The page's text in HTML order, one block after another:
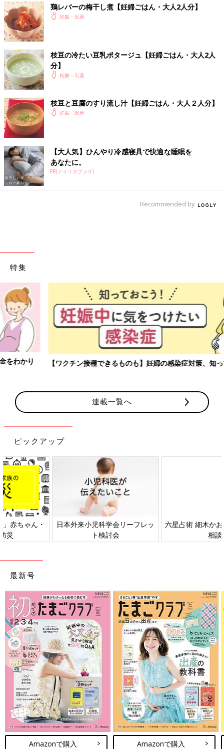
鶏レバーの梅干し煮【妊婦ごはん・大人2人分】
妊娠・出産
枝豆の冷たい豆乳ポタージュ【妊婦ごはん・大人2人
分】
妊娠・出産
枝豆と豆腐のすり流し汁【妊婦ごはん・大人２人分】
妊娠・出産
【大人気】ひんやり冷感寝具で快適な睡眠を
あなたに。
PR(アイリスプラザ)
Recommended by
特集
【ワクチン接種できるものも】妊婦の感染症対策、知っておいて！
連載一覧へ
ピックアップ
日本外来小児科学会リーフレッ
六星占術 細木かおりさんの人生
最新号
Amazonで購入 Amazonで購入